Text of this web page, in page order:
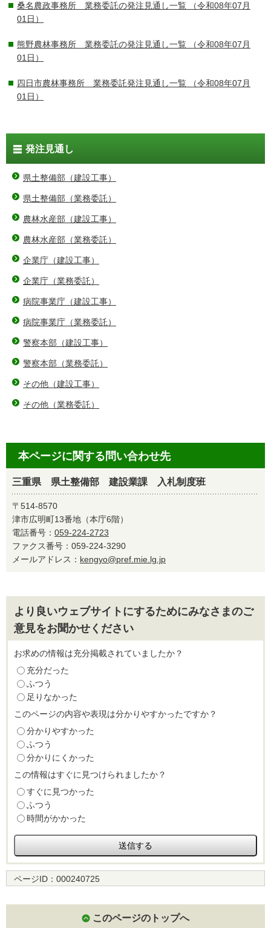
桑名農政事務所 業務委託の発注見通し一覧 （令和08年07月
01日）
熊野農林事務所 業務委託の発注見通し一覧 （令和08年07月
01日）
四日市農林事務所 業務委託発注見通し一覧 （令和08年07月
01日）
発注見通し
県土整備部（建設工事）
県土整備部（業務委託）
農林水産部（建設工事）
農林水産部（業務委託）
企業庁（建設工事）
企業庁（業務委託）
病院事業庁（建設工事）
病院事業庁（業務委託）
警察本部（建設工事）
警察本部（業務委託）
その他（建設工事）
その他（業務委託）
本ページに関する問い合わせ先
三重県 県土整備部 建設業課 入札制度班
〒514-8570
津市広明町13番地（本庁6階）
電話番号： 059-224-2723
ファクス番号：059-224-3290
メールアドレス： kengyo@pref.mie.lg.jp
より良いウェブサイトにするためにみなさまのご
意見をお聞かせください
お求めの情報は充分掲載されていましたか？
充分だった
ふつう
足りなかった
このページの内容や表現は分かりやすかったですか？
分かりやすかった
ふつう
分かりにくかった
この情報はすぐに見つけられましたか？
すぐに見つかった
ふつう
時間がかかった
ページID： 000240725
このページのトップへ